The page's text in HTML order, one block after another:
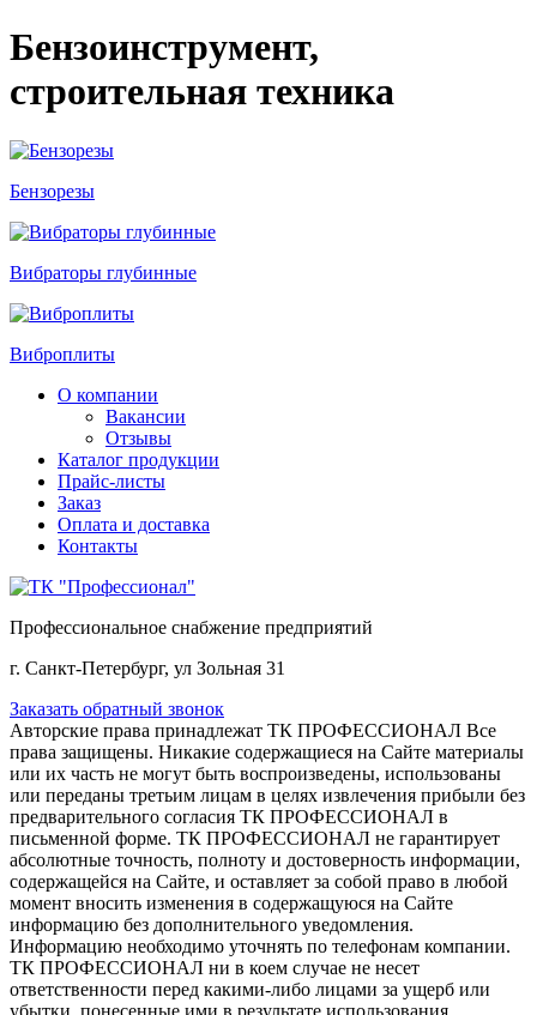
Бензоинструмент,
строительная техника
Бензорезы
Вибраторы глубинные
Виброплиты
О компании
Вакансии
Отзывы
Каталог продукции
Прайс-листы
Заказ
Оплата и доставка
Контакты
Профессиональное снабжение предприятий
г. Санкт-Петербург, ул Зольная 31
Заказать обратный звонок
Авторские права принадлежат ТК ПРОФЕССИОНАЛ Все
права защищены. Никакие содержащиеся на Сайте материалы
или их часть не могут быть воспроизведены, использованы
или переданы третьим лицам в целях извлечения прибыли без
предварительного согласия ТК ПРОФЕССИОНАЛ в
письменной форме. ТК ПРОФЕССИОНАЛ не гарантирует
абсолютные точность, полноту и достоверность информации,
содержащейся на Сайте, и оставляет за собой право в любой
момент вносить изменения в содержащуюся на Сайте
информацию без дополнительного уведомления.
Информацию необходимо уточнять по телефонам компании.
ТК ПРОФЕССИОНАЛ ни в коем случае не несет
ответственности перед какими-либо лицами за ущерб или
убытки, понесенные ими в результате использования